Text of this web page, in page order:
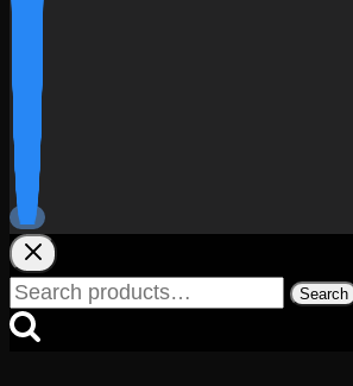
Search
for:
Search